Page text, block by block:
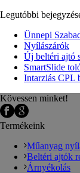
Legutóbbi
Ünnepi
Nyílászárók
Új beltéri ajtó
SmartSlide
Intarziás CPL
Kövessen minket!
Termékeink
Műanyag
Beltéri ajtók
Árnyékolás